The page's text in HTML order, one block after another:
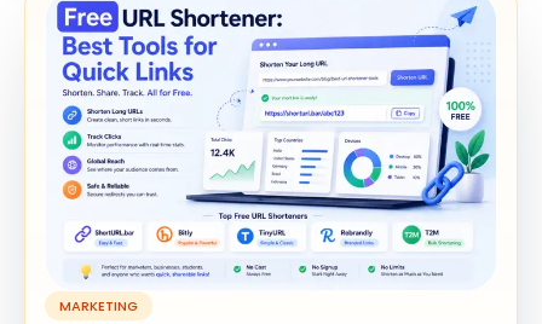
MARKETING